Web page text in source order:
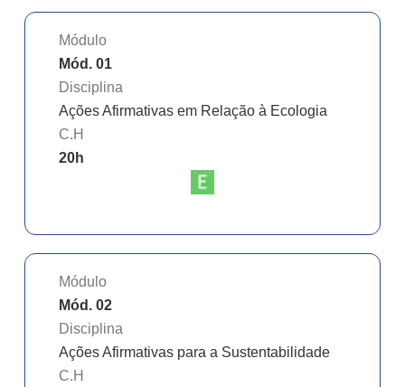
Módulo
Mód. 01
Disciplina
Ações Afirmativas em Relação à Ecologia
C.H
20h
Módulo
Mód. 02
Disciplina
Ações Afirmativas para a Sustentabilidade
C.H